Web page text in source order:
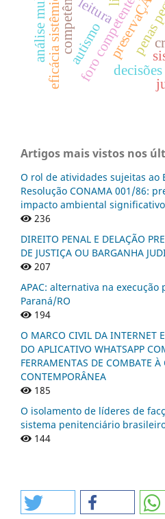
preservaÇÃo
leitura
foro competente
eficácia sistêmicaautismo
Artigos mais vistos nos
O rol de atividades sujeitas ao
Resolução CONAMA 001/86:
impacto ambiental significativo
236
DIREITO PENAL E DELAÇÃO
DE JUSTIÇA OU BARGANHA
207
APAC: alternativa na execução
Paraná/RO
194
O MARCO CIVIL DA INTERNET
DO APLICATIVO WHATSAPP
FERRAMENTAS DE COMBATE
CONTEMPORÂNEA
185
O isolamento de líderes de
sistema penitenciário
144